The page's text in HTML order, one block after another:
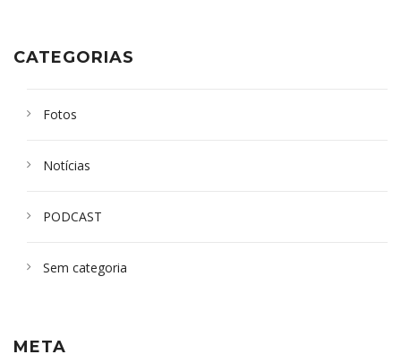
CATEGORIAS
Fotos
Notícias
PODCAST
Sem categoria
META